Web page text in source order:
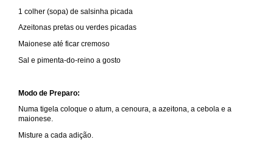
1 colher (sopa) de salsinha picada
Azeitonas pretas ou verdes picadas
Maionese até ficar cremoso
Sal e pimenta-do-reino a gosto
Modo de Preparo:
Numa tigela coloque o atum, a cenoura, a azeitona, a cebola e a
maionese.
Misture a cada adição.